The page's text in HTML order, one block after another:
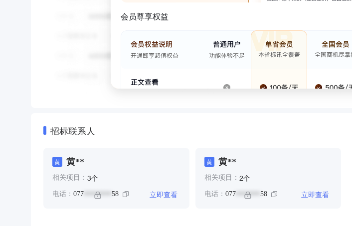
会员尊享权益
招标联系人
黄 黄**
相关项目： 3个
电话： 077 ******** 58 立即查看
黄 黄**
相关项目： 2个
电话： 077 ******* 58 立即查看